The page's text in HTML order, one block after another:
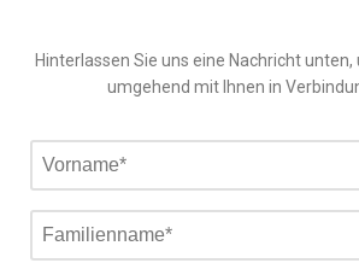
Hinterlassen Sie uns eine Nachricht
umgehend mit Ihnen in